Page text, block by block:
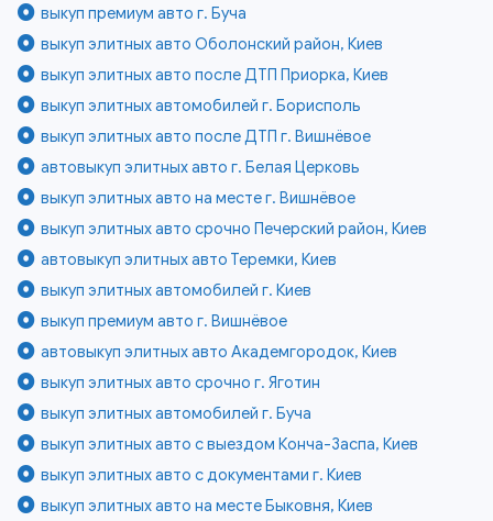
выкуп премиум авто г. Буча
выкуп элитных авто Оболонский район, Киев
выкуп элитных авто после ДТП Приорка, Киев
выкуп элитных автомобилей г. Борисполь
выкуп элитных авто после ДТП г. Вишнёвое
автовыкуп элитных авто г. Белая Церковь
выкуп элитных авто на месте г. Вишнёвое
выкуп элитных авто срочно Печерский район, Киев
автовыкуп элитных авто Теремки, Киев
выкуп элитных автомобилей г. Киев
выкуп премиум авто г. Вишнёвое
автовыкуп элитных авто Академгородок, Киев
выкуп элитных авто срочно г. Яготин
выкуп элитных автомобилей г. Буча
выкуп элитных авто с выездом Конча-Заспа, Киев
выкуп элитных авто с документами г. Киев
выкуп элитных авто на месте Быковня, Киев